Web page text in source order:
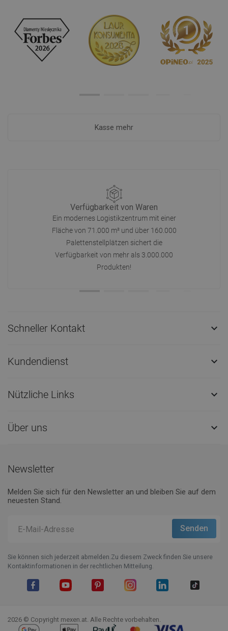
Kasse mehr
Verfügbarkeit von Waren
Ein modernes Logistikzentrum mit einer
Fläche von 71.000 m² und über 160.000
Palettenstellplätzen sichert die
Verfügbarkeit von mehr als 3.000.000
Produkten!
Schneller Kontakt 
Kundendienst 
Nützliche Links 
Über uns 
Newsletter
Melden Sie sich für den Newsletter an und bleiben Sie auf dem
neuesten Stand.
Sie können sich jederzeit abmelden.Zu diesem Zweck finden Sie unsere
Kontaktinformationen in der rechtlichen Mitteilung.
2026 © Copyright mexen.at. Alle Rechte vorbehalten.